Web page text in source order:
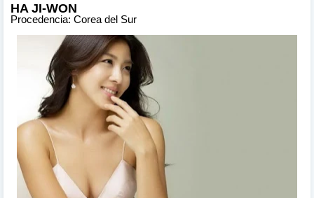
HA JI-WON
Procedencia: Corea del Sur